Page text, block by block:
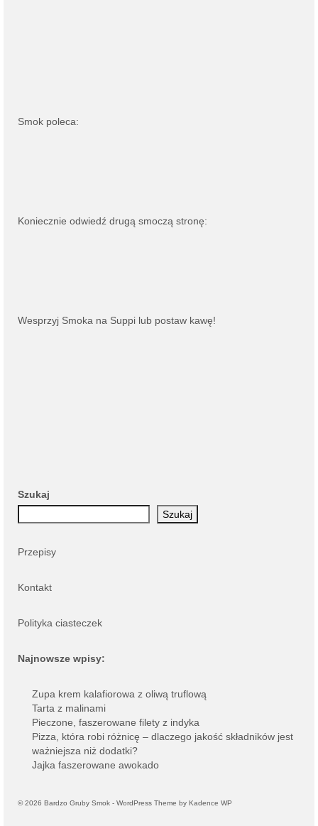
Smok poleca:
Koniecznie odwiedź drugą smoczą stronę:
Wesprzyj Smoka na Suppi lub postaw kawę!
Szukaj
Szukaj
Przepisy
Kontakt
Polityka ciasteczek
Najnowsze wpisy:
Zupa krem kalafiorowa z oliwą truflową
Tarta z malinami
Pieczone, faszerowane filety z indyka
Pizza, która robi różnicę – dlaczego jakość składników jest
ważniejsza niż dodatki?
Jajka faszerowane awokado
© 2026 Bardzo Gruby Smok - WordPress Theme by Kadence WP